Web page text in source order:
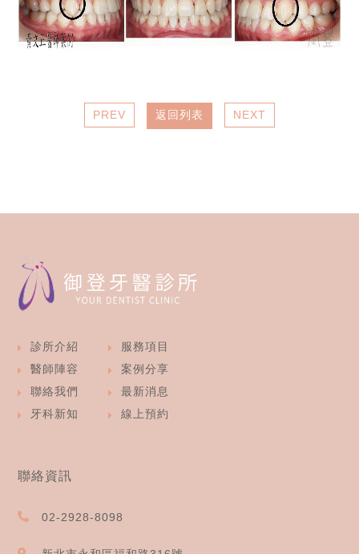
PREV 返回列表 NEXT
診所介紹
服務項目
醫師陣容
案例分享
聯絡我們
最新消息
牙科新知
線上預約
聯絡資訊
02-2928-8098